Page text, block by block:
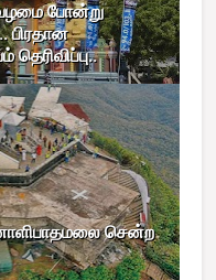
போன்று
பிரதான
சென்ற